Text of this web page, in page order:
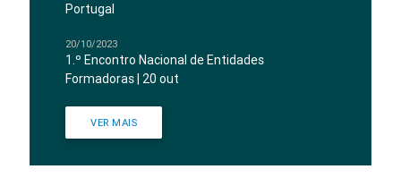
Portugal
20/10/2023
1.º Encontro Nacional de Entidades
Formadoras | 20 out
VER MAIS